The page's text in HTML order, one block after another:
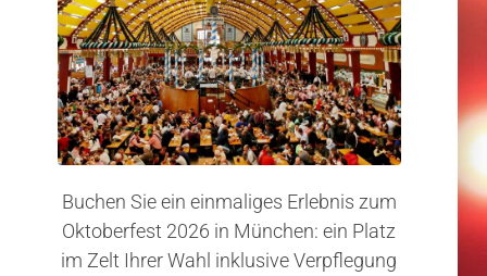
Buchen Sie ein einmaliges Erlebnis zum
Oktoberfest 2026 in München: ein Platz
im Zelt Ihrer Wahl inklusive Verpflegung